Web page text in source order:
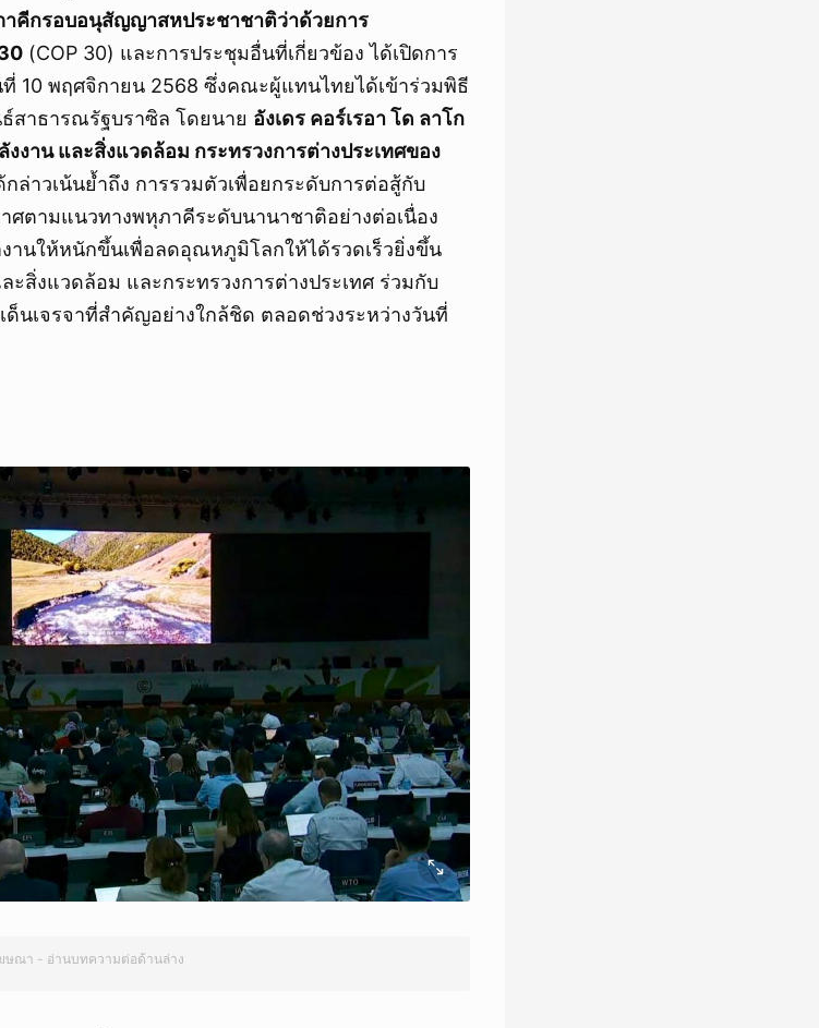
าคีกรอบอนุสัญญาสหประชาชาติว่าด้วยการ
(COP 30) และการประชุมอื่นที่เกี่ยวข้อง ได้เปิดการ
ที่ 10 พฤศจิกายน 2568 ซึ่งคณะผู้แทนไทยได้เข้าร่วมพิธี
สาธารณรัฐบราซิล โดยนาย อังเดร คอร์เรอา โด ลาโก
าน และสิ่งแวดล้อม กระทรวงการต่างประเทศของ
กล่าวเน้นย้ำถึง การรวมตัวเพื่อยกระดับการต่อสู้กับ
ตามแนวทางพหุภาคีระดับนานาชาติอย่างต่อเนื่อง
านให้หนักขึ้นเพื่อลดอุณหภูมิโลกให้ได้รวดเร็วยิ่งขึ้น
สิ่งแวดล้อม และกระทรวงการต่างประเทศ ร่วมกับ
ด็นเจรจาที่สำคัญอย่างใกล้ชิด ตลอดช่วงระหว่างวันที่
ษณา - อ่านบทความต่อด้านล่าง